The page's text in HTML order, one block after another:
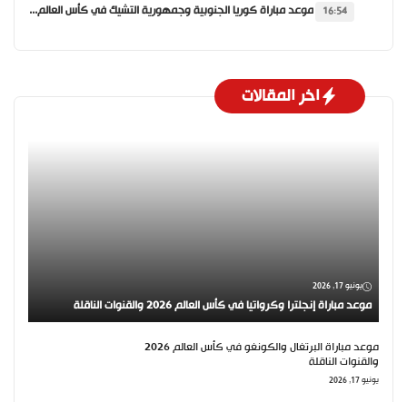
16:54 موعد مباراة كوريا الجنوبية وجمهورية التشيك في كأس العالم 2026 والقنوات الناقلة
اخر المقالات
يونيو 17, 2026
موعد مباراة إنجلترا وكرواتيا في كأس العالم 2026 والقنوات الناقلة
موعد مباراة البرتغال والكونغو في كأس العالم 2026
والقنوات الناقلة
يونيو 17, 2026